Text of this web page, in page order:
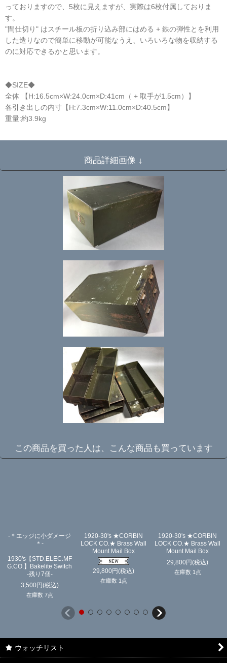
っておりますので、5枚に見えますが、実際は6枚付属しておりま
す。
"間仕切り" はスチール板の折り込み部にはめる + 鉄の弾性とを利用
した造りなので簡単に移動が可能なうえ、いろいろな物を収納する
のに対応できるかと思います。
◆SIZE◆
全体 【H:16.5cm×W:24.0cm×D:41cm（ + 取手が1.5cm）】
各引き出しの内寸【H:7.3cm×W:11.0cm×D:40.5cm】
重量:約3.9kg
商品詳細画像 ↓
この商品を買った人は、こんな商品も買っています
-＊エッジに小ダメージ
＊-
1930's【STD.ELEC.MF
G.CO.】Bakelite Switch
-残り7個-
3,500円(税込)
在庫数 7点
1920-30's ★CORBIN
LOCK CO.★ Brass Wall
Mount Mail Box
29,800円(税込)
在庫数 1点
1920-30's ★CORBIN
LOCK CO.★ Brass Wall
Mount Mail Box
29,800円(税込)
在庫数 1点
ウォッチリスト